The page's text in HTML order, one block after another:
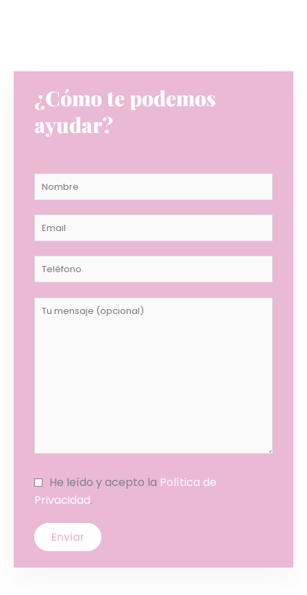
¿Cómo te podemos
ayudar?
He leído y acepto la Política de
Privacidad.